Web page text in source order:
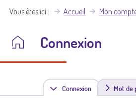
Vous êtes ici Accueil Mon
Connexion
Connexion(
Mot de